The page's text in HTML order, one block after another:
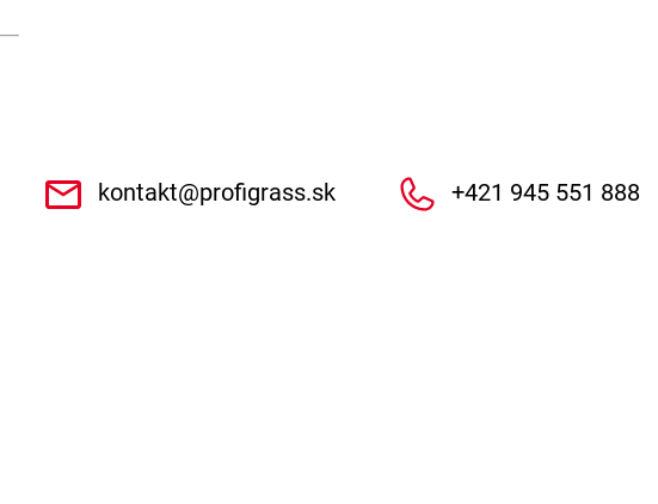
kontakt@profigrass.sk +421 945 551 888